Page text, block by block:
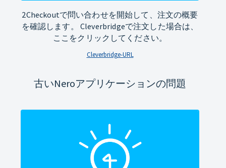
2Checkoutで問い合わせを開始して、注文の概要
を確認します。 Cleverbridgeで注文した場合は、
ここをクリックしてください。
Cleverbridge-URL
古いNeroアプリケーションの問題